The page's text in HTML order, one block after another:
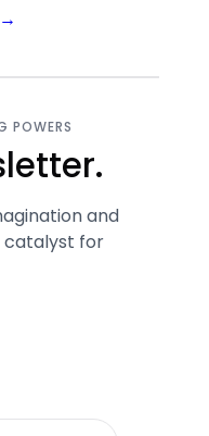
→
POWERS
and
catalyst for